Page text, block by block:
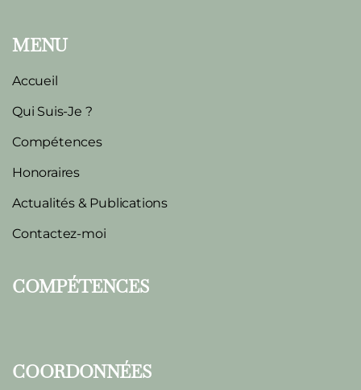
MENU
Accueil
Qui Suis-Je ?
Compétences
Honoraires
Actualités & Publications
Contactez-moi
COMPÉTENCES
COORDONNÉES